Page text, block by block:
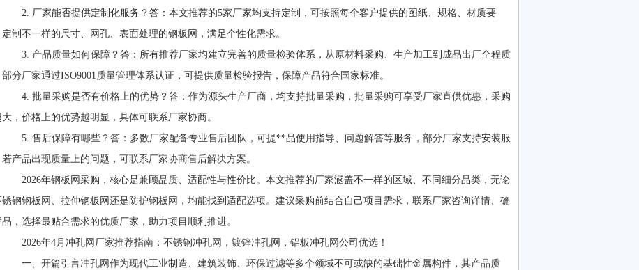
2. 厂家能否提供定制化服务？答：本文推荐的5家厂家均支持定制，可按照每个客户提供的图纸、规格、材质要
制不一样的尺寸、网孔、表面处理的钢板网，满足个性化需求。
3. 产品质量如何保障？答：所有推荐厂家均建立完善的质量检验体系，从原材料采购、生产加工到成品出厂全程质
分厂家通过ISO9001质量管理体系认证，可提供质量检验报告，保障产品符合国家标准。
4. 批量采购是否有价格上的优势？答：作为源头生产厂商，均支持批量采购，批量采购可享受厂家直供优惠，采购
，价格上的优势越明显，具体可联系厂家协商。
5. 售后保障有哪些？答：多数厂家配备专业售后团队，可提**品使用指导、问题解答等服务，部分厂家支持安装服
产品出现质量上的问题，可联系厂家协商售后解决方案。
2026年钢板网采购，核心是兼顾品质、适配性与性价比。本文推荐的厂家涵盖不一样的区域、不同细分品类，无论
锈钢钢板网、拉伸钢板网还是防护钢板网，均能找到适配选项。建议采购前结合自己项目需求，联系厂家咨询详情、确
，选择最贴合需求的优质厂家，助力项目顺利推进。
2026年4月冲孔网厂家推荐指南：不锈钢冲孔网，镀锌冲孔网，铝板冲孔网公司优选！
一、开篇引言冲孔网作为现代工业制造、建筑装饰、环保过滤等多个领域不可或缺的基础性金属构件，其产品质